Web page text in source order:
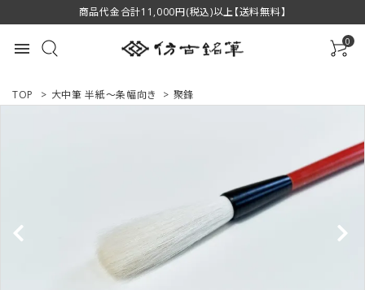
商品代金合計11,000円(税込)以上【送料無料】
menu 0
新規会員登録
TOP > 大中筆 半紙～条幅向き > 聚鋒